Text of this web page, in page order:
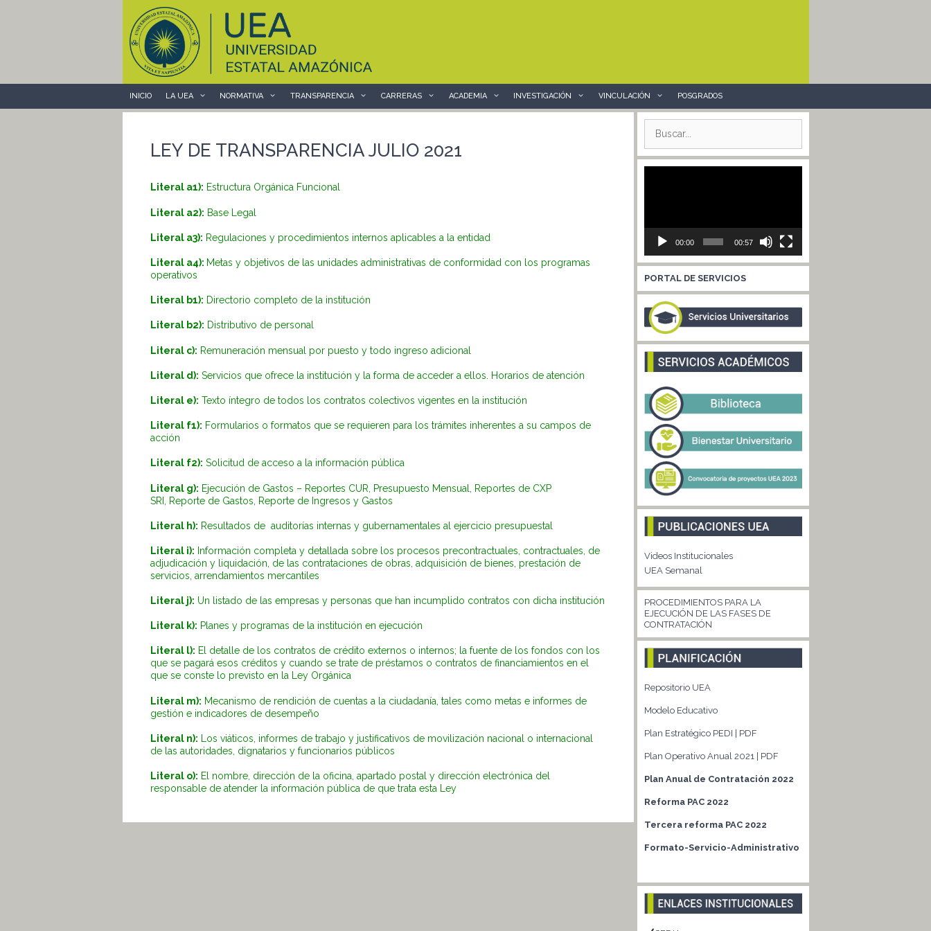
INICIO LA UEA NORMATIVA TRANSPARENCIA CARRERAS ACADEMIA INVESTIGACIÓN VINCULACIÓN POSGRADOS
LEY DE TRANSPARENCIA JULIO 2021
Literal a1): Estructura Orgánica Funcional
Literal a2): Base Legal
Literal a3): Regulaciones y procedimientos internos aplicables a la entidad
Literal a4): Metas y objetivos de las unidades administrativas de conformidad con los programas
operativos
Literal b1): Directorio completo de la institución
Literal b2): Distributivo de personal
Literal c): Remuneración mensual por puesto y todo ingreso adicional
Literal d): Servicios que ofrece la institución y la forma de acceder a ellos. Horarios de atención
Literal e): Texto íntegro de todos los contratos colectivos vigentes en la institución
Literal f1): Formularios o formatos que se requieren para los trámites inherentes a su campos de
acción
Literal f2): Solicitud de acceso a la información pública
Literal g): Ejecución de Gastos – Reportes CUR, Presupuesto Mensual, Reportes de CXP
SRI, Reporte de Gastos, Reporte de Ingresos y Gastos
Literal h): Resultados de auditorías internas y gubernamentales al ejercicio presupuestal
Literal i): Información completa y detallada sobre los procesos precontractuales, contractuales, de
adjudicación y liquidación, de las contrataciones de obras, adquisición de bienes, prestación de
servicios, arrendamientos mercantiles
Literal j): Un listado de las empresas y personas que han incumplido contratos con dicha institución
Literal k): Planes y programas de la institución en ejecución
Literal l): El detalle de los contratos de crédito externos o internos; la fuente de los fondos con los
que se pagará esos créditos y cuando se trate de préstamos o contratos de financiamientos en el
que se conste lo previsto en la Ley Orgánica
Literal m): Mecanismo de rendición de cuentas a la ciudadanía, tales como metas e informes de
gestión e indicadores de desempeño
Literal n): Los viáticos, informes de trabajo y justificativos de movilización nacional o internacional
de las autoridades, dignatarios y funcionarios públicos
Literal o): El nombre, dirección de la oficina, apartado postal y dirección electrónica del
responsable de atender la información pública de que trata esta Ley
00:00 00:57
PORTAL DE SERVICIOS
Videos Institucionales
UEA Semanal
PROCEDIMIENTOS PARA LA
EJECUCIÓN DE LAS FASES DE
CONTRATACIÓN
Repositorio UEA
Modelo Educativo
Plan Estratégico PEDI | PDF
Plan Operativo Anual 2021 | PDF
Plan Anual de Contratación 2022
Reforma PAC 2022
Tercera reforma PAC 2022
Formato-Servicio-Administrativo